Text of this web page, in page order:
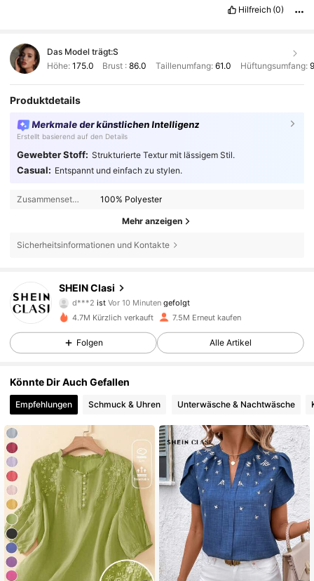
Hilfreich (0)
Das Model trägt:S
Höhe: 175.0 Brust :86.0 Taillenumfang: 61.0 Hüftungsumfang:
Produktdetails
Merkmale der künstlichen Intelligenz
Erstellt basierend auf den Details
Gewebter Stoff: Strukturierte Textur mit lässigem Stil.
Casual: Entspannt und einfach zu stylen.
Zusammensetzung: 100% Polyester
Mehr anzeigen
Sicherheitsinformationen und Kontakte
SHEIN Clasi
n***6ist am Durchsuchen
4,84
823K Follower
4,84 823K Follower
4,84 823K Follower
4,84 823K Follower
4,84 823K Follower
4.7M Kürzlich verkauft 7.5M Erneut kaufen
Folgen Alle Artikel
Könnte Dir Auch Gefallen
Empfehlungen Schmuck & Uhren Unterwäsche & Nachtwäsche